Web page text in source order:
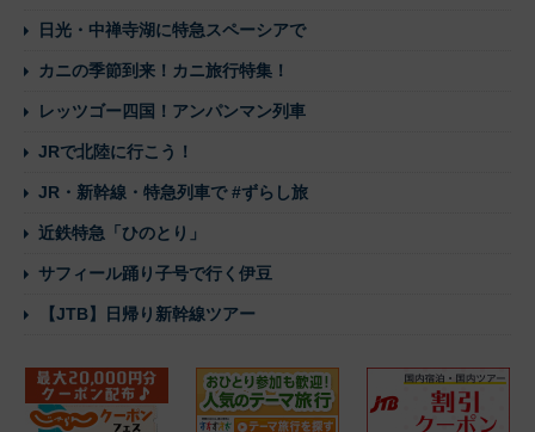
日光・中禅寺湖に特急スペーシアで
カニの季節到来！カニ旅行特集！
レッツゴー四国！アンパンマン列車
JRで北陸に行こう！
JR・新幹線・特急列車で #ずらし旅
近鉄特急「ひのとり」
サフィール踊り子号で行く伊豆
【JTB】日帰り新幹線ツアー